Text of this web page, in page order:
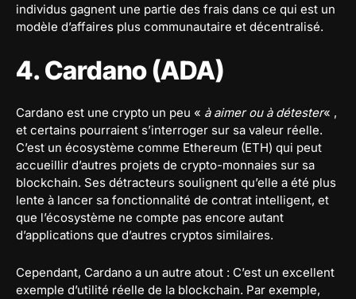
individus gagnent une partie des frais dans ce qui est un
modèle d’affaires plus communautaire et décentralisé.
4. Cardano (ADA)
Cardano est une crypto un peu « à aimer ou à détester« ,
et certains pourraient s’interroger sur sa valeur réelle.
C’est un écosystème comme Ethereum (ETH) qui peut
accueillir d’autres projets de crypto-monnaies sur sa
blockchain. Ses détracteurs soulignent qu’elle a été plus
lente à lancer sa fonctionnalité de contrat intelligent, et
que l’écosystème ne compte pas encore autant
d’applications que d’autres cryptos similaires.
Cependant, Cardano a un autre atout : C’est un excellent
exemple d’utilité réelle de la blockchain. Par exemple,